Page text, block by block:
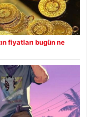
fiyatları bugün ne